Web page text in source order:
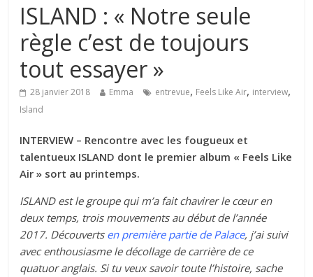
ISLAND : « Notre seule
règle c’est de toujours
tout essayer »
28 janvier 2018 Emma entrevue, Feels Like Air, interview,
Island
INTERVIEW – Rencontre avec les fougueux et
talentueux ISLAND dont le premier album « Feels Like
Air » sort au printemps.
ISLAND est le groupe qui m’a fait chavirer le cœur en
deux temps, trois mouvements au début de l’année
2017. Découverts en première partie de Palace, j’ai suivi
avec enthousiasme le décollage de carrière de ce
quatuor anglais. Si tu veux savoir toute l’histoire, sache